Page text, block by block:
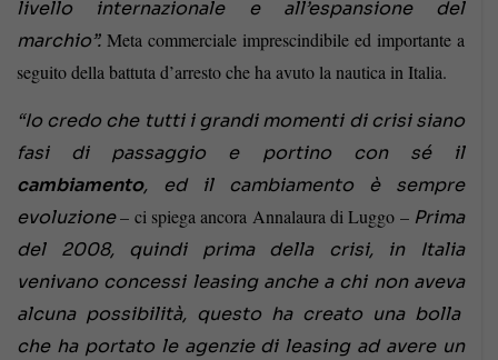
livello internazionale e all’espansione del
marchio”. Meta commerciale imprescindibile ed importante a
seguito della battuta d’arresto che ha avuto la nautica in Italia.
“Io credo che tutti i grandi momenti di crisi siano
fasi di passaggio e portino con sé il
cambiamento, ed il cambiamento è sempre
evoluzione– ci spiega ancora Annalaura di Luggo – Prima
del 2008, quindi prima della crisi, in Italia
venivano concessi leasing anche a chi non aveva
alcuna possibilità, questo ha creato una bolla
che ha portato le agenzie di leasing ad avere un